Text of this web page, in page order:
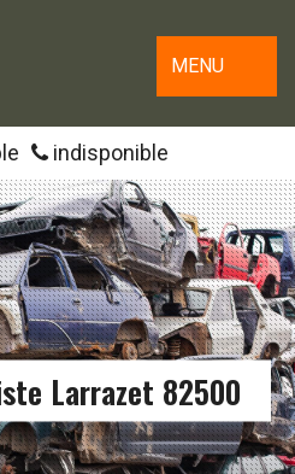
MENU
indisponible
Larrazet 82500